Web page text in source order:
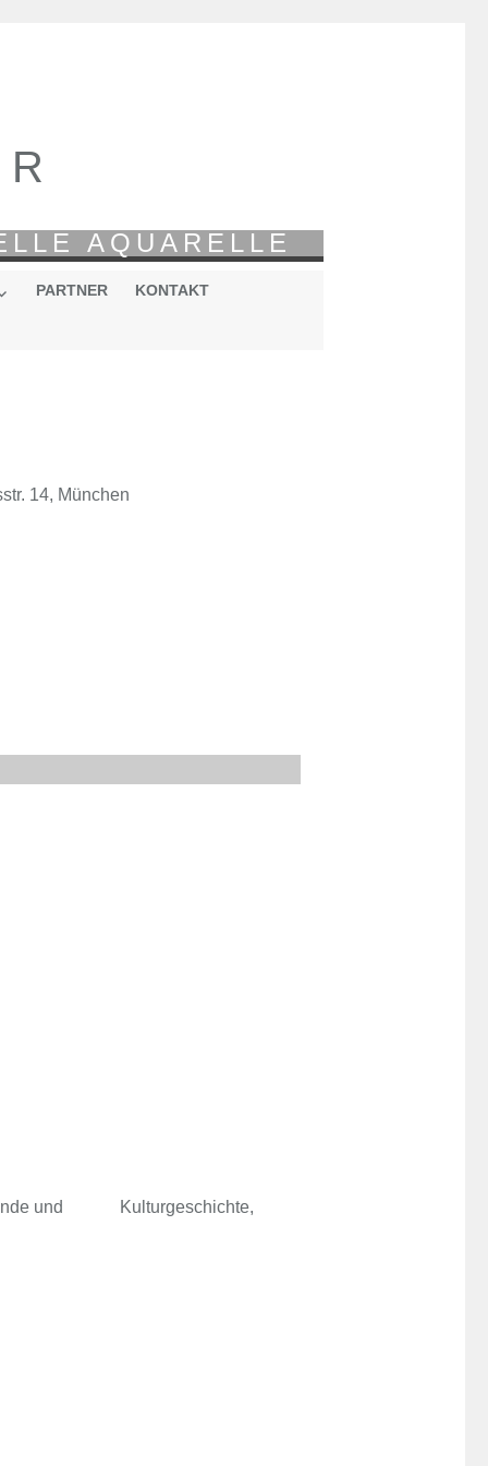
AQUARELLE
PARTNER KONTAKT
14, München
und Kulturgeschichte,